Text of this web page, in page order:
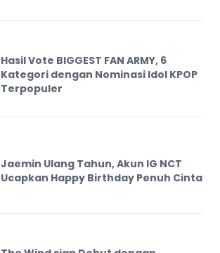
Hasil Vote BIGGEST FAN ARMY, 6
Kategori dengan Nominasi Idol KPOP
Terpopuler
Jaemin Ulang Tahun, Akun IG NCT
Ucapkan Happy Birthday Penuh Cinta